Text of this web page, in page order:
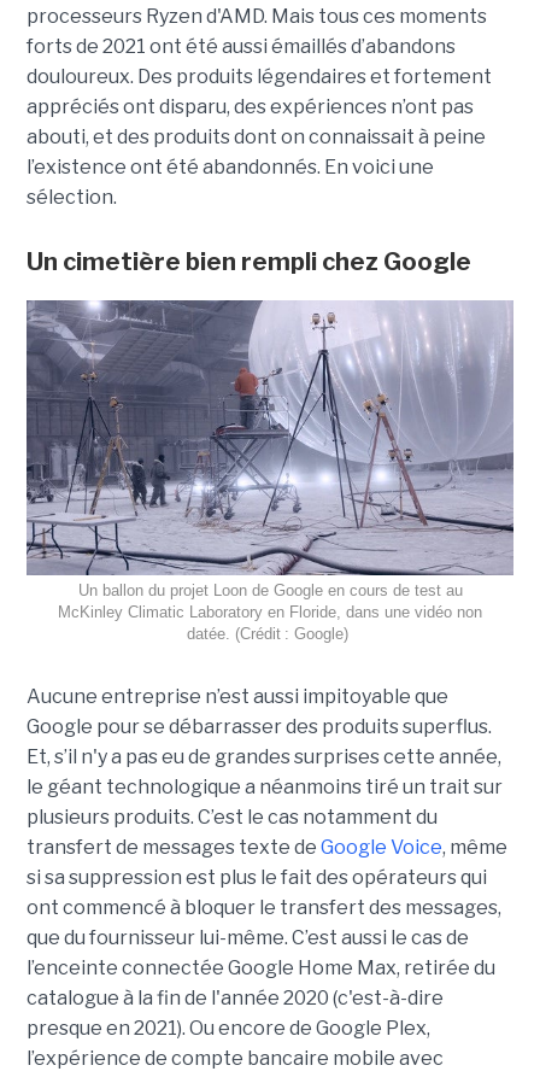
processeurs Ryzen d'AMD. Mais tous ces moments
forts de 2021 ont été aussi émaillés d’abandons
douloureux. Des produits légendaires et fortement
appréciés ont disparu, des expériences n’ont pas
abouti, et des produits dont on connaissait à peine
l’existence ont été abandonnés. En voici une
sélection.
Un cimetière bien rempli chez Google
Un ballon du projet Loon de Google en cours de test au
McKinley Climatic Laboratory en Floride, dans une vidéo non
datée. (Crédit : Google)
Aucune entreprise n’est aussi impitoyable que
Google pour se débarrasser des produits superflus.
Et, s’il n'y a pas eu de grandes surprises cette année,
le géant technologique a néanmoins tiré un trait sur
plusieurs produits. C’est le cas notamment du
transfert de messages texte de Google Voice, même
si sa suppression est plus le fait des opérateurs qui
ont commencé à bloquer le transfert des messages,
que du fournisseur lui-même. C’est aussi le cas de
l’enceinte connectée Google Home Max, retirée du
catalogue à la fin de l'année 2020 (c'est-à-dire
presque en 2021). Ou encore de Google Plex,
l’expérience de compte bancaire mobile avec